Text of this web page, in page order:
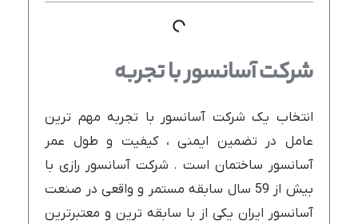
شرکت آسانسور با تجربه
انتخاب یک شرکت آسانسور با تجربه مهم ترین
عامل در تضمین ایمنی ، کیفیت و طول عمر
آسانسور ساختمان است . شرکت آسانسور رازی با
بیش از 59 سال سابقه مستمر و واقعی در صنعت
آسانسور ایران یکی از با سابقه ترین و معتبرترین